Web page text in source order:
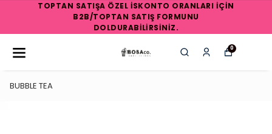
TOPTAN SATIŞA ÖZEL İSKONTO ORANLARI İÇİN
B2B/TOPTAN SATIŞ FORMUNU
DOLDURABİLİRSİNİZ.
0
BUBBLE TEA